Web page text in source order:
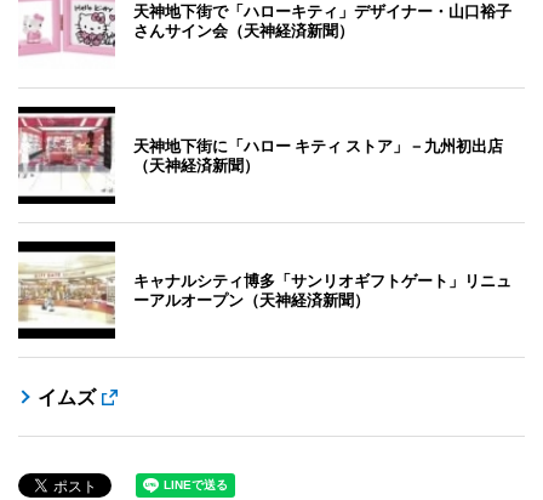
天神地下街で「ハローキティ」デザイナー・山口裕子
さんサイン会（天神経済新聞）
天神地下街に「ハロー キティ ストア」－九州初出店
（天神経済新聞）
キャナルシティ博多「サンリオギフトゲート」リニュ
ーアルオープン（天神経済新聞）
イムズ